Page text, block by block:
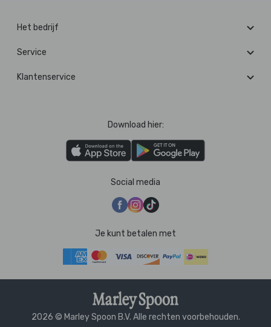
Het bedrijf
Service
Klantenservice
Download hier:
Social media
Je kunt betalen met
2026 © Marley Spoon B.V. Alle rechten voorbehouden.